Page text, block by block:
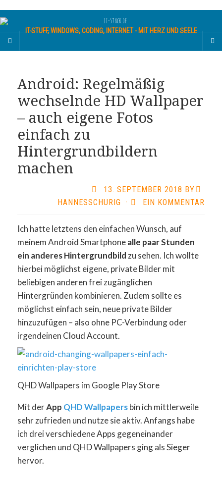
IT-STUFF, WINDOWS, CODING, INTERNET - MIT HERZ UND SEELE
Android: Regelmäßig
wechselnde HD Wallpaper
– auch eigene Fotos
einfach zu
Hintergrundbildern
machen
13. SEPTEMBER 2018 BY
HANNESSCHURIG · EIN KOMMENTAR
Ich hatte letztens den einfachen Wunsch, auf
meinem Android Smartphonealle paar Stunden
ein anderes Hintergrundbild zu sehen. Ich wollte
hierbei möglichst eigene, private Bilder mit
beliebigen anderen frei zugänglichen
Hintergründen kombinieren. Zudem sollte es
möglichst einfach sein, neue private Bilder
hinzuzufügen – also ohne PC-Verbindung oder
irgendeinen Cloud Account.
QHD Wallpapers im Google Play Store
Mit derApp QHD Wallpapersbin ich mittlerweile
sehr zufrieden und nutze sie aktiv. Anfangs habe
ich drei verschiedene Apps gegeneinander
verglichen und QHD Wallpapers ging als Sieger
hervor.